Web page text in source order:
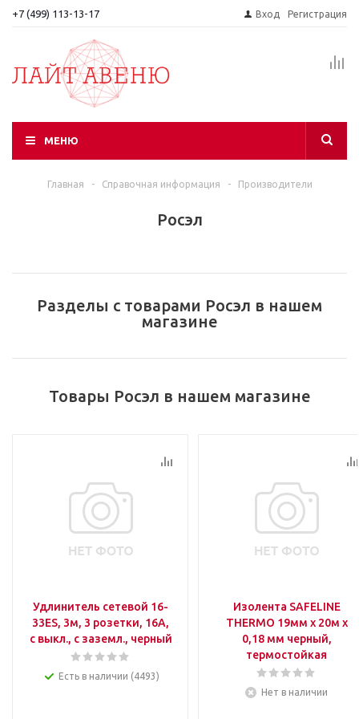
+7 (499) 113-13-17 Вход Регистрация
МЕНЮ
Главная - Справочная информация - Производители
Росэл
Разделы с товарами Росэл в нашем
магазине
Товары Росэл в нашем магазине
Удлинитель сетевой 16-
33ЕS, 3м, 3 розетки, 16А,
с выкл., с заземл., черный
Есть в наличии (4493)
Изолента SAFELINE
THERMO 19мм х 20м х
0,18 мм черный,
термостойкая
Нет в наличии